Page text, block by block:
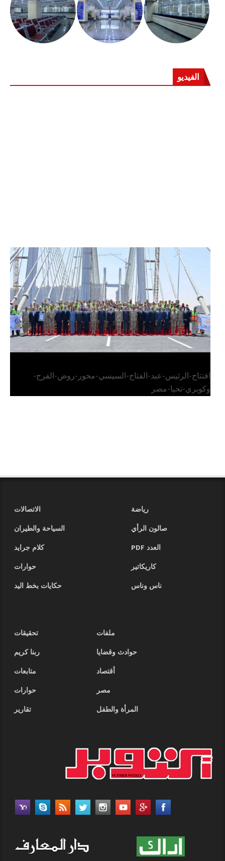
الفيديو
الرئيس عبد الفتاح السيسي يفتتح محور روض الفرج
وكوبري تحيا مصر
افتتاح-الرئيس-عبد-الفتاح-السيسي-محور-روض-الفرج-
وكوبري-تحيا-مصر
رياضة
الاتصالات
صالون الرأي
السياحة والطيران
العدد PDF
كلام جرايد
كاريكاتير
حوارات
ناس وناس
حكايات بخط اليد
ملفات
تحقيقات
حوادث وقضايا
ربنا كريم
أقتصاد
متابعات
مصر
حوارات
المرأة والطفل
تقارير